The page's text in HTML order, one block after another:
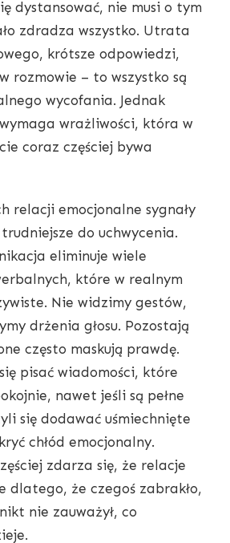
dystansować, nie musi o tym
zdradza wszystko. Utrata
krótsze odpowiedzi,
rozmowie – to wszystko są
wycofania. Jednak
wrażliwości, która w
coraz częściej bywa
relacji emocjonalne sygnały
trudniejsze do uchwycenia.
eliminuje wiele
które w realnym
Nie widzimy gestów,
drżenia głosu. Pozostają
często maskują prawdę.
pisać wiadomości, które
nawet jeśli są pełne
się dodawać uśmiechnięte
chłód emocjonalny.
zdarza się, że relacje
dlatego, że czegoś zabrakło,
nie zauważył, co